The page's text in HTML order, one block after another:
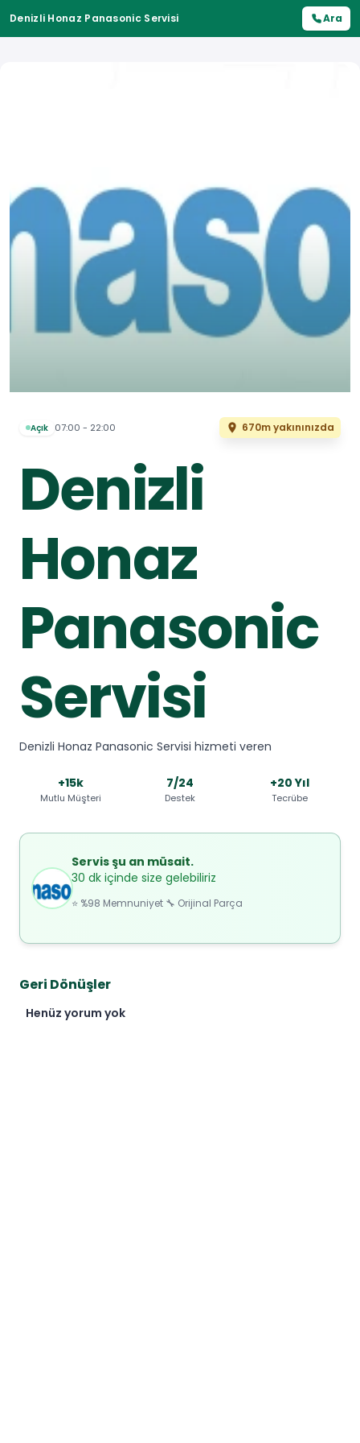
Denizli Honaz Panasonic Servisi Ara
Açık 07:00 - 22:00 670m yakınınızda
Denizli
Honaz
Panasonic
Servisi
Denizli Honaz Panasonic Servisi hizmeti veren
+15k
Mutlu Müşteri
7/24
Destek
+20 Yıl
Tecrübe
Servis şu an müsait.
30 dk içinde size gelebiliriz
⭐ %98 Memnuniyet 🔧 Orijinal Parça
Geri Dönüşler
Henüz yorum yok